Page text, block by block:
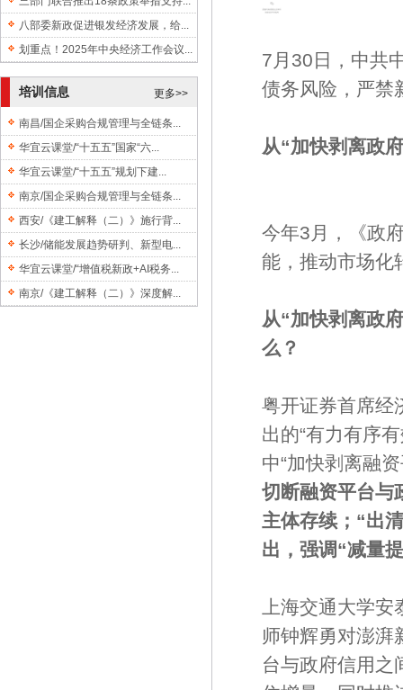
八部委新政促进银发经济发展，给...
划重点！2025年中央经济工作会议...
更多>>
培训信息
南昌/国企采购合规管理与全链条...
华宜云课堂/“十五五”国家“六...
华宜云课堂/“十五五”规划下建...
南京/国企采购合规管理与全链条...
西安/《建工解释（二）》施行背...
长沙/储能发展趋势研判、新型电...
华宜云课堂/“增值税新政+AI税务...
南京/《建工解释（二）》深度解...
7月30日，中共
债务风险，严禁
从“加快剥离政
今年3月，《政
能，推动市场化
从“加快剥离政
么？
粤开证券首席经
出的“有力有序
中“加快剥离融
切断融资平台与
主体存续； “出
出，强调“减量
上海交通大学安
师钟辉勇对澎湃
台与政府信用之